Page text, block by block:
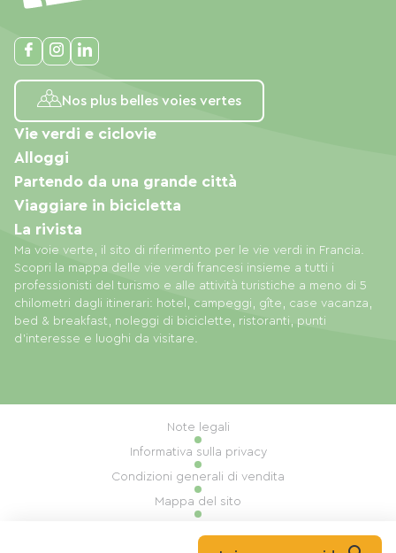
Nos plus belles voies vertes
Ma voie verte, il sito di riferimento per le vie verdi in Francia.
Scopri la mappa delle vie verdi francesi insieme a tutti i
professionisti del turismo e alle attività turistiche a meno di 5
chilometri dagli itinerari: hotel, campeggi, gîte, case vacanza,
bed & breakfast, noleggi di biciclette, ristoranti, punti
d'interesse e luoghi da visitare.
Vie verdi e ciclovie
Alloggi
Partendo da una grande città
Viaggiare in bicicletta
La rivista
Note legali
Informativa sulla privacy
Condizioni generali di vendita
Mappa del sito